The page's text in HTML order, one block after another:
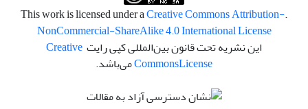
.This work is licensed under a
Creative Commons Attribution-
NonCommercial-ShareAlike 4.0 International License
این نشریه تحت قانون بین‌المللی کپی رایت Creative
CommonsLicense می‌باشد.